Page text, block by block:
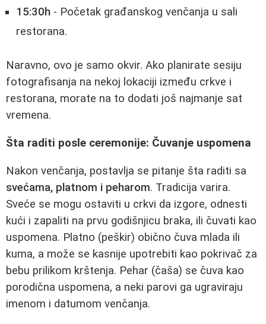
15:30h - Početak građanskog venčanja u sali
restorana.
Naravno, ovo je samo okvir. Ako planirate sesiju
fotografisanja na nekoj lokaciji između crkve i
restorana, morate na to dodati još najmanje sat
vremena.
Šta raditi posle ceremonije: Čuvanje uspomena
Nakon venčanja, postavlja se pitanje šta raditi sa
svećama, platnom i peharom. Tradicija varira.
Sveće se mogu ostaviti u crkvi da izgore, odnesti
kući i zapaliti na prvu godišnjicu braka, ili čuvati kao
uspomena. Platno (peškir) obično čuva mlada ili
kuma, a može se kasnije upotrebiti kao pokrivač za
bebu prilikom krštenja. Pehar (čaša) se čuva kao
porodična uspomena, a neki parovi ga ugraviraju
imenom i datumom venčanja.